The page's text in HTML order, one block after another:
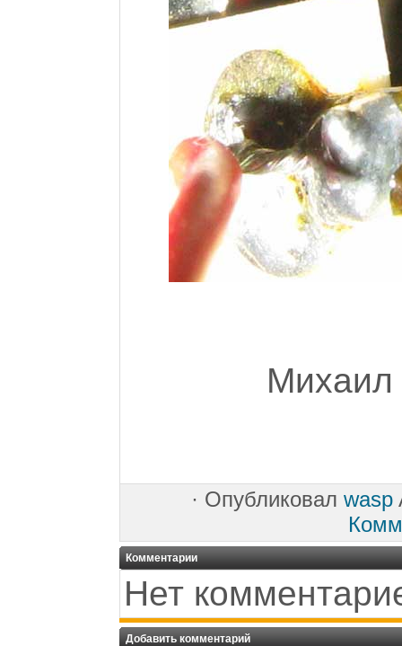
Михаил
· Опубликовал wasp
Комментарии
Нет
Добавить комментарий